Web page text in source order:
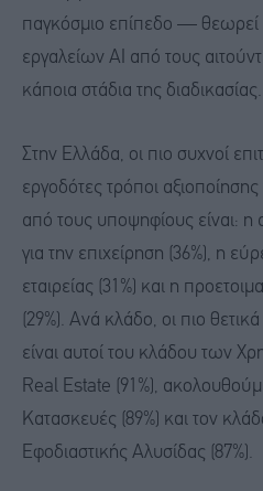
παγκόσμιο επίπεδο — θεωρεί
εργαλείων AI από τους
κάποια στάδια της διαδικασίας.
Στην Ελλάδα, οι πιο συχνοί
εργοδότες τρόποι
από τους υποψηφίους είναι:
για την επιχείρηση (36%), η
εταιρείας (31%) και η
(29%). Ανά κλάδο, οι πιο
είναι αυτοί του κλάδου των
Real Estate (91%),
Κατασκευές (89%) και τον
Εφοδιαστικής Αλυσίδας (87%).